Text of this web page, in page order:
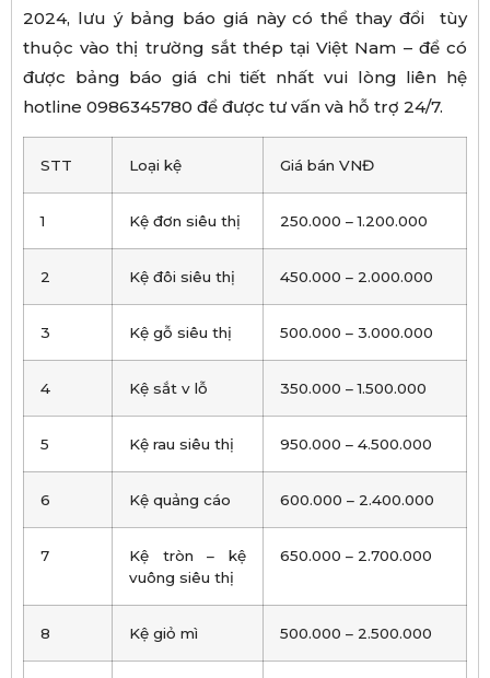
2024, lưu ý bảng báo giá này có thể thay đổi tùy
thuộc vào thị trường sắt thép tại Việt Nam – để có
được bảng báo giá chi tiết nhất vui lòng liên hệ
hotline 0986345780 để được tư vấn và hỗ trợ 24/7.
STT Loại kệ Giá bán VNĐ
1 Kệ đơn siêu thị 250.000 – 1.200.000
2 Kệ đôi siêu thị 450.000 – 2.000.000
3 Kệ gỗ siêu thị 500.000 – 3.000.000
4 Kệ sắt v lỗ 350.000 – 1.500.000
5 Kệ rau siêu thị 950.000 – 4.500.000
6 Kệ quảng cáo 600.000 – 2.400.000
7
Kệ tròn – kệ
vuông siêu thị
650.000 – 2.700.000
8 Kệ giỏ mì 500.000 – 2.500.000